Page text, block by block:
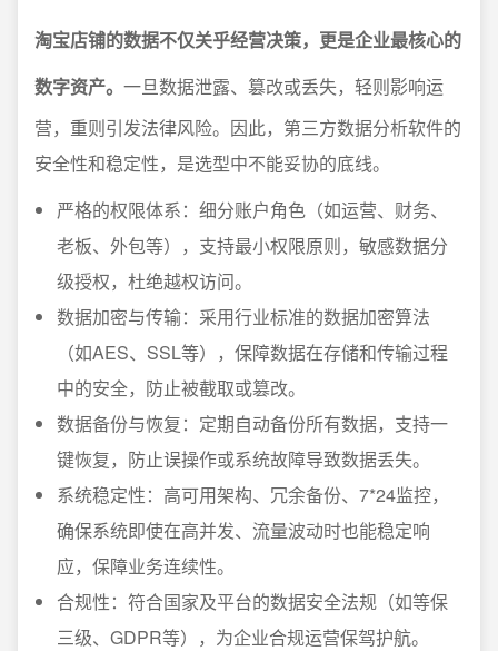
淘宝店铺的数据不仅关乎经营决策，更是企业最核心的
数字资产。 一旦数据泄露、篡改或丢失，轻则影响运
营，重则引发法律风险。因此，第三方数据分析软件的
安全性和稳定性，是选型中不能妥协的底线。
严格的权限体系：细分账户角色（如运营、财务、
老板、外包等），支持最小权限原则，敏感数据分
级授权，杜绝越权访问。
数据加密与传输：采用行业标准的数据加密算法
（如AES、SSL等），保障数据在存储和传输过程
中的安全，防止被截取或篡改。
数据备份与恢复：定期自动备份所有数据，支持一
键恢复，防止误操作或系统故障导致数据丢失。
系统稳定性：高可用架构、冗余备份、7*24监控，
确保系统即使在高并发、流量波动时也能稳定响
应，保障业务连续性。
合规性：符合国家及平台的数据安全法规（如等保
三级、GDPR等），为企业合规运营保驾护航。